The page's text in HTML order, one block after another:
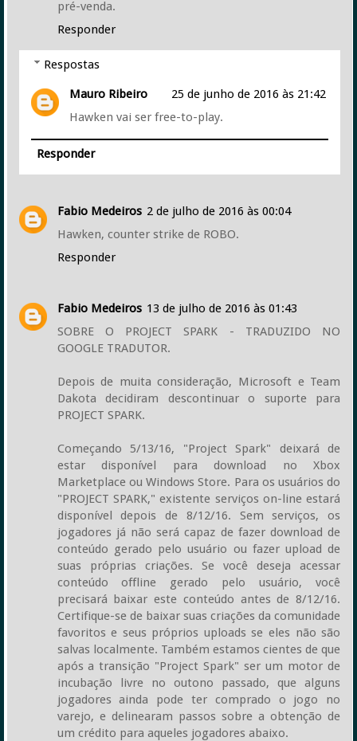
pré-venda.
Responder
Respostas
Mauro Ribeiro
25 de junho de 2016 às 21:42
Hawken vai ser free-to-play.
Responder
Fabio Medeiros 2 de julho de 2016 às 00:04
Hawken, counter strike de ROBO.
Responder
Fabio Medeiros 13 de julho de 2016 às 01:43
SOBRE O PROJECT SPARK - TRADUZIDO NO
GOOGLE TRADUTOR.
Depois de muita consideração, Microsoft e Team
Dakota decidiram descontinuar o suporte para
PROJECT SPARK.
Começando 5/13/16, "Project Spark" deixará de
estar disponível para download no Xbox
Marketplace ou Windows Store. Para os usuários do
"PROJECT SPARK," existente serviços on-line estará
disponível depois de 8/12/16. Sem serviços, os
jogadores já não será capaz de fazer download de
conteúdo gerado pelo usuário ou fazer upload de
suas próprias criações. Se você deseja acessar
conteúdo offline gerado pelo usuário, você
precisará baixar este conteúdo antes de 8/12/16.
Certifique-se de baixar suas criações da comunidade
favoritos e seus próprios uploads se eles não são
salvas localmente. Também estamos cientes de que
após a transição "Project Spark" ser um motor de
incubação livre no outono passado, que alguns
jogadores ainda pode ter comprado o jogo no
varejo, e delinearam passos sobre a obtenção de
um crédito para aqueles jogadores abaixo.